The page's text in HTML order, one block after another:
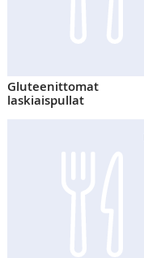
Gluteenittomat
laskiaispullat